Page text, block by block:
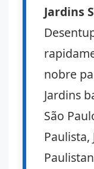
Jardins
nobre
Jardins
São
Paulista,